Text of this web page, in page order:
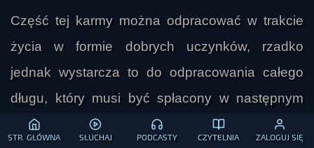
STR. GŁÓWNA SŁUCHAJ PODCASTY CZYTELNIA ZALOGUJ SIĘ
Część tej karmy można odpracować w trakcie
życia w formie dobrych uczynków, rzadko
jednak wystarcza to do odpracowania całego
długu, który musi być spłacony w następnym
życiu poprzez kolejną inkarnację duszy, która